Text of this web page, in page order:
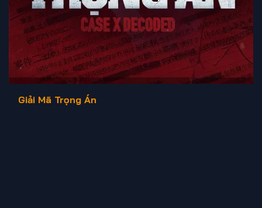
Giải Mã Trọng Án